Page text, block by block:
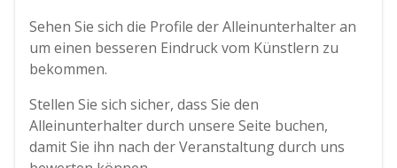
Sehen Sie sich die Profile der Alleinunterhalter an
um einen besseren Eindruck vom Künstlern zu
bekommen.
Stellen Sie sich sicher, dass Sie den
Alleinunterhalter durch unsere Seite buchen,
damit Sie ihn nach der Veranstaltung durch uns